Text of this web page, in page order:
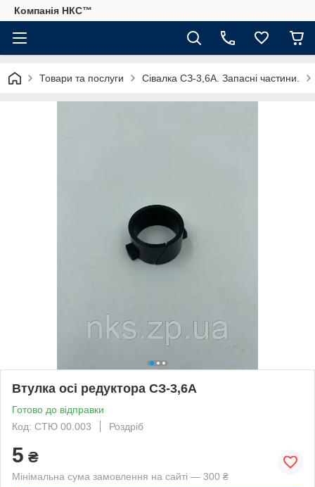
Компанія НКС™
Товари та послуги Сівалка СЗ-3,6А. Запасні частини.
Втулка осі редуктора СЗ-3,6А
Готово до відправки
Код: СТЮ 00.003
Роздріб
5 ₴
Мінімальна сума замовлення на сайті — 300 ₴